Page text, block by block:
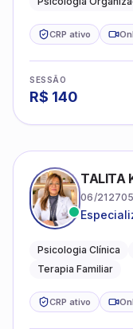
CRP ativo
SESSÃO
R$ 140
TALITA
06/212705
famílias
Psicologia Clínica
Terapia Familiar
CRP ativo